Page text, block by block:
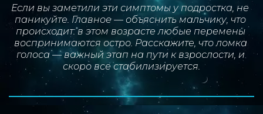
Если вы заметили эти симптомы у подростка, не
паникуйте. Главное — объяснить мальчику, что
происходит: в этом возрасте любые перемены
воспринимаются остро. Расскажите, что ломка
голоса — важный этап на пути к взрослости, и
скоро все стабилизируется.